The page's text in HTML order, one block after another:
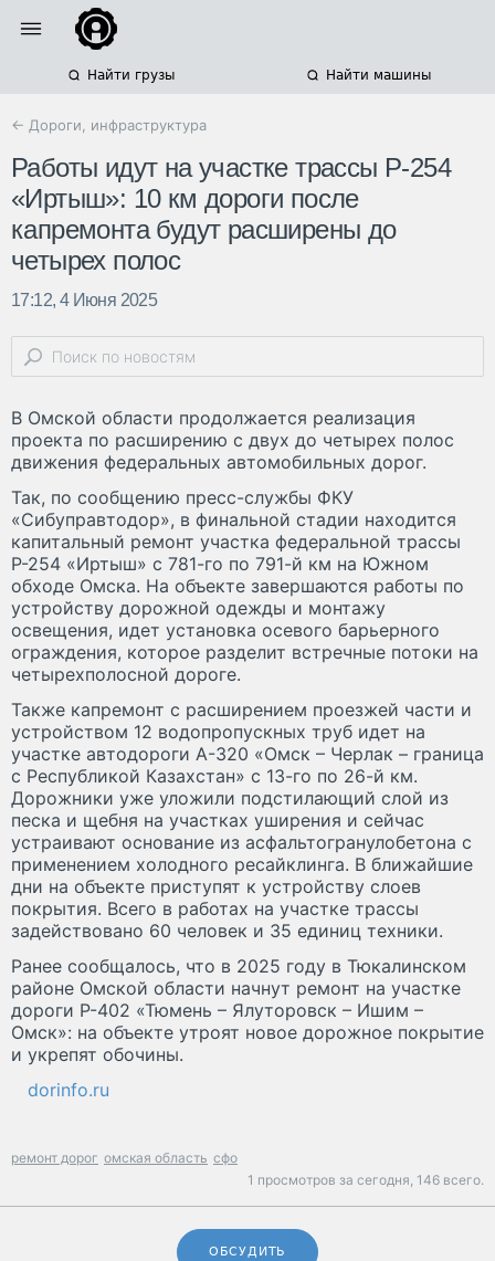
Найти грузы Найти машины
← Дороги, инфраструктура
Работы идут на участке трассы Р-254
«Иртыш»: 10 км дороги после
капремонта будут расширены до
четырех полос
17:12, 4 Июня 2025
В Омской области продолжается реализация
проекта по расширению с двух до четырех полос
движения федеральных автомобильных дорог.
Так, по сообщению пресс-службы ФКУ
«Сибуправтодор», в финальной стадии находится
капитальный ремонт участка федеральной трассы
Р-254 «Иртыш» с 781-го по 791-й км на Южном
обходе Омска. На объекте завершаются работы по
устройству дорожной одежды и монтажу
освещения, идет установка осевого барьерного
ограждения, которое разделит встречные потоки на
четырехполосной дороге.
Также капремонт с расширением проезжей части и
устройством 12 водопропускных труб идет на
участке автодороги А-320 «Омск – Черлак – граница
с Республикой Казахстан» с 13-го по 26-й км.
Дорожники уже уложили подстилающий слой из
песка и щебня на участках уширения и сейчас
устраивают основание из асфальтогранулобетона с
применением холодного ресайклинга. В ближайшие
дни на объекте приступят к устройству слоев
покрытия. Всего в работах на участке трассы
задействовано 60 человек и 35 единиц техники.
Ранее сообщалось, что в 2025 году в Тюкалинском
районе Омской области начнут ремонт на участке
дороги Р-402 «Тюмень – Ялуторовск – Ишим –
Омск»: на объекте утроят новое дорожное покрытие
и укрепят обочины.
dorinfo.ru
ремонт дорог омская область сфо
1 просмотров за сегодня, 146 всего.
ОБСУДИТЬ